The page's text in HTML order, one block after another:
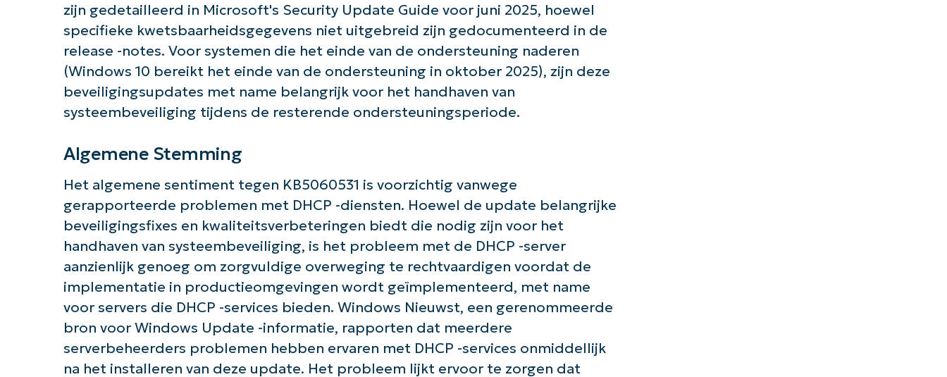
zijn gedetailleerd in Microsoft's Security Update Guide voor juni 2025, hoewel
specifieke kwetsbaarheidsgegevens niet uitgebreid zijn gedocumenteerd in de
release -notes. Voor systemen die het einde van de ondersteuning naderen
(Windows 10 bereikt het einde van de ondersteuning in oktober 2025), zijn deze
beveiligingsupdates met name belangrijk voor het handhaven van
systeembeveiliging tijdens de resterende ondersteuningsperiode.
Algemene Stemming
Het algemene sentiment tegen KB5060531 is voorzichtig vanwege
gerapporteerde problemen met DHCP -diensten. Hoewel de update belangrijke
beveiligingsfixes en kwaliteitsverbeteringen biedt die nodig zijn voor het
handhaven van systeembeveiliging, is het probleem met de DHCP -server
aanzienlijk genoeg om zorgvuldige overweging te rechtvaardigen voordat de
implementatie in productieomgevingen wordt geïmplementeerd, met name
voor servers die DHCP -services bieden. Windows Nieuwst, een gerenommeerde
bron voor Windows Update -informatie, rapporten dat meerdere
serverbeheerders problemen hebben ervaren met DHCP -services onmiddellijk
na het installeren van deze update. Het probleem lijkt ervoor te zorgen dat
Aan de slag met NinjaOne AI-gestuurde KB-analyses!
First
and
last
name*
Business
Phone
Company
name*